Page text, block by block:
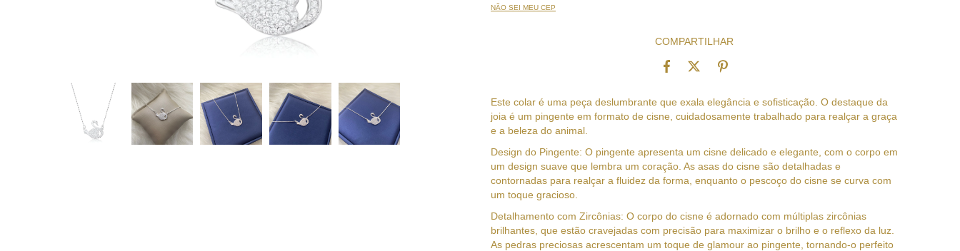
NÃO SEI MEU CEP
COMPARTILHAR
Este colar é uma peça deslumbrante que exala elegância e sofisticação. O destaque da
joia é um pingente em formato de cisne, cuidadosamente trabalhado para realçar a graça
e a beleza do animal.
Design do Pingente: O pingente apresenta um cisne delicado e elegante, com o corpo em
um design suave que lembra um coração. As asas do cisne são detalhadas e
contornadas para realçar a fluidez da forma, enquanto o pescoço do cisne se curva com
um toque gracioso.
Detalhamento com Zircônias: O corpo do cisne é adornado com múltiplas zircônias
brilhantes, que estão cravejadas com precisão para maximizar o brilho e o reflexo da luz.
As pedras preciosas acrescentam um toque de glamour ao pingente, tornando-o perfeito